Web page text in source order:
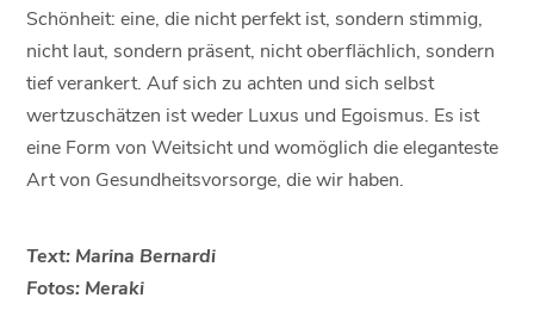
Schönheit: eine, die nicht perfekt ist, sondern stimmig,
nicht laut, sondern präsent, nicht oberflächlich, sondern
tief verankert. Auf sich zu achten und sich selbst
wertzuschätzen ist weder Luxus und Egoismus. Es ist
eine Form von Weitsicht und womöglich die eleganteste
Art von Gesundheitsvorsorge, die wir haben.
Text: Marina Bernardi
Fotos: Meraki